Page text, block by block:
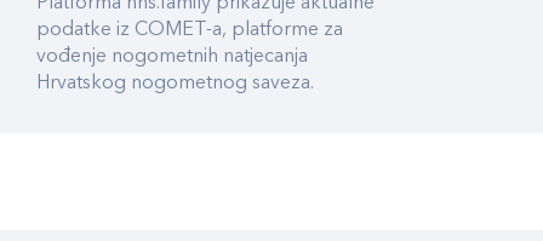
podatke iz COMET-a, platforme za
vođenje nogometnih natjecanja
Hrvatskog nogometnog saveza.